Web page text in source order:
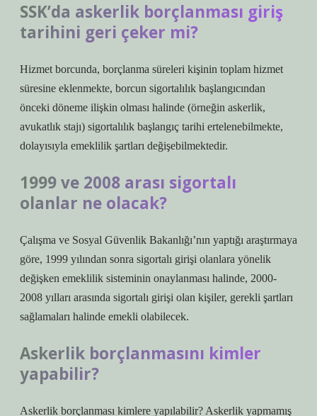
SSK’da askerlik borçlanması giriş
tarihini geri çeker mi?
Hizmet borcunda, borçlanma süreleri kişinin toplam hizmet
süresine eklenmekte, borcun sigortalılık başlangıcından
önceki döneme ilişkin olması halinde (örneğin askerlik,
avukatlık stajı) sigortalılık başlangıç ​​tarihi ertelenebilmekte,
dolayısıyla emeklilik şartları değişebilmektedir.
1999 ve 2008 arası sigortalı
olanlar ne olacak?
Çalışma ve Sosyal Güvenlik Bakanlığı’nın yaptığı araştırmaya
göre, 1999 yılından sonra sigortalı girişi olanlara yönelik
değişken emeklilik sisteminin onaylanması halinde, 2000-
2008 yılları arasında sigortalı girişi olan kişiler, gerekli şartları
sağlamaları halinde emekli olabilecek.
Askerlik borçlanmasını kimler
yapabilir?
Askerlik borçlanması kimlere yapılabilir? Askerlik yapmamış